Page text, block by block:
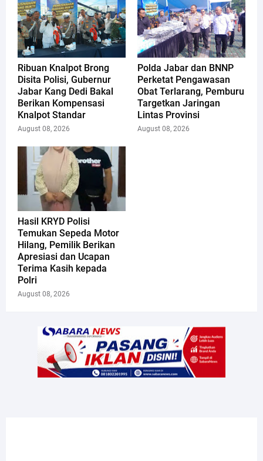
Ribuan Knalpot Brong
Disita Polisi, Gubernur
Jabar Kang Dedi Bakal
Berikan Kompensasi
Knalpot Standar
August 08, 2026
Polda Jabar dan BNNP
Perketat Pengawasan
Obat Terlarang, Pemburu
Targetkan Jaringan
Lintas Provinsi
August 08, 2026
Hasil KRYD Polisi
Temukan Sepeda Motor
Hilang, Pemilik Berikan
Apresiasi dan Ucapan
Terima Kasih kepada
Polri
August 08, 2026